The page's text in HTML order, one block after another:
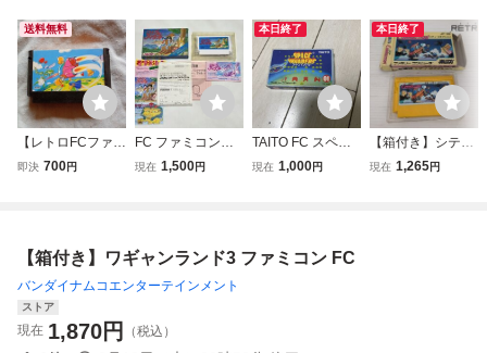
送料無料
【レトロFCファミ
コンソフト】コナ
作確認済 箱、説
明書無し
即決 700円
FC ファミコン
リップルアイラン
現在 1,500円
本日終了
TAITO FC スペー
スインベーダー フ
現在 1,000円
本日終了
【箱付き】シティ
コネクション ファ
現在 1,265円
【箱付き】ワギャンランド3 ファミコン FC
バンダイナムコエンターテインメント
ストア
現在 1,870円 （税込）